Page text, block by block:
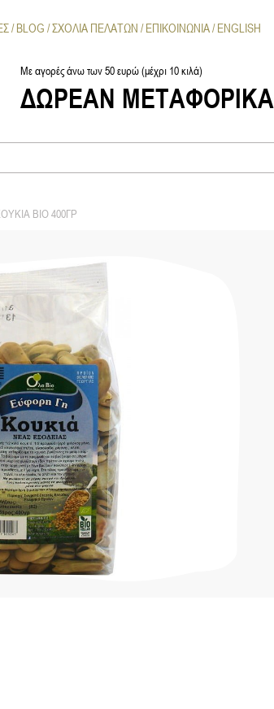
Με αγορές άνω των 50 ευρώ (μέχρι 10 κιλά)
ΔΩΡΕΑΝ ΜΕΤΑΦΟΡΙΚΑ
BLOG ΣΧΟΛΙΑ ΠΕΛΑΤΩΝ ΕΠΙΚΟΙΝΩΝΙΑ ENGLISH
ΒΙΟ 400ΓΡ